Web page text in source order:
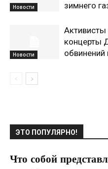
Новости
зимнего
Новости
Активисты
концерты
обвинений
ЭТО ПОПУЛЯРНО!
Что собой